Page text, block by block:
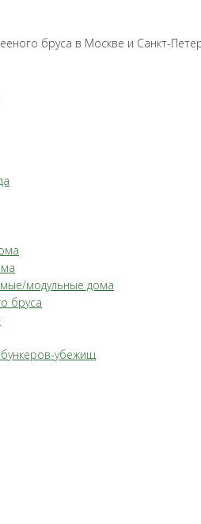
бруса в Москве и Санкт-
модульные дома
бруса
убежищ